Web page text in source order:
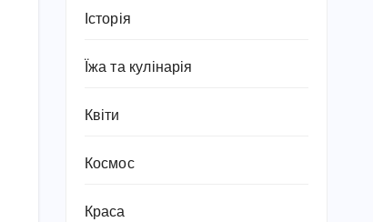
Історія
Їжа та кулінарія
Квіти
Космос
Краса